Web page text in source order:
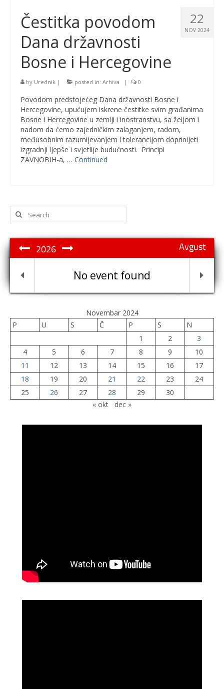
22
NOV 2024
Čestitka povodom
Dana državnosti
Bosne i Hercegovine
by Urednik | posted in: Arhiva | 0
Povodom predstojećeg Dana državnosti Bosne i
Hercegovine, upućujem iskrene čestitke svim građanima
Bosne i Hercegovine u zemlji i inostranstvu, sa željom i
nadom da ćemo zajedničkim zalaganjem, radom,
međusobnim razumijevanjem i tolerancijom doprinijeti
izgradnji ljepše i svjetlije budućnosti. Principi
ZAVNOBIH-a, … Continued
Search
for:
Avgust
2026
No event found
Novembar 2024
P
U S Č P S
N
1
2
3
4
5 6 7 8 9
10
11
12 13 14 15 16
17
18
19 20 21 22 23
24
25
26 27 28 29
30
« okt
dec »